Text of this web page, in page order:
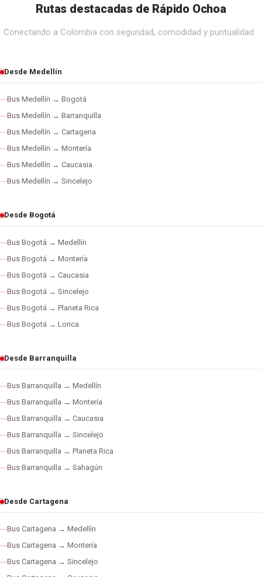
Rutas destacadas de Rápido Ochoa
Conectando a Colombia con seguridad, comodidad y puntualidad
Desde Medellín
Bus Medellín → Bogotá
Bus Medellín → Barranquilla
Bus Medellín → Cartagena
Bus Medellín → Montería
Bus Medellín → Caucasia
Bus Medellín → Sincelejo
Desde Bogotá
Bus Bogotá → Medellín
Bus Bogotá → Montería
Bus Bogotá → Caucasia
Bus Bogotá → Sincelejo
Bus Bogotá → Planeta Rica
Bus Bogotá → Lorica
Desde Barranquilla
Bus Barranquilla → Medellín
Bus Barranquilla → Montería
Bus Barranquilla → Caucasia
Bus Barranquilla → Sincelejo
Bus Barranquilla → Planeta Rica
Bus Barranquilla → Sahagún
Desde Cartagena
Bus Cartagena → Medellín
Bus Cartagena → Montería
Bus Cartagena → Sincelejo